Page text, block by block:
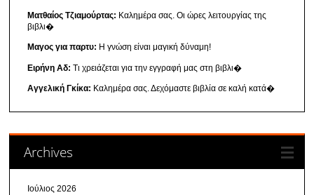
Ματθαίος Τζιαμούρτας: Καλημέρα σας. Οι ώρες λειτουργίας της
βιβλι�
Μαγος για παρτυ: Η γνώση είναι μαγική δύναμη!
Ειρήνη Αδ: Τι χρειάζεται για την εγγραφή μας στη βιβλι�
Αγγελική Γκίκα: Καλημέρα σας. Δεχόμαστε βιβλία σε καλή κατά�
Archives
Ιούλιος 2026